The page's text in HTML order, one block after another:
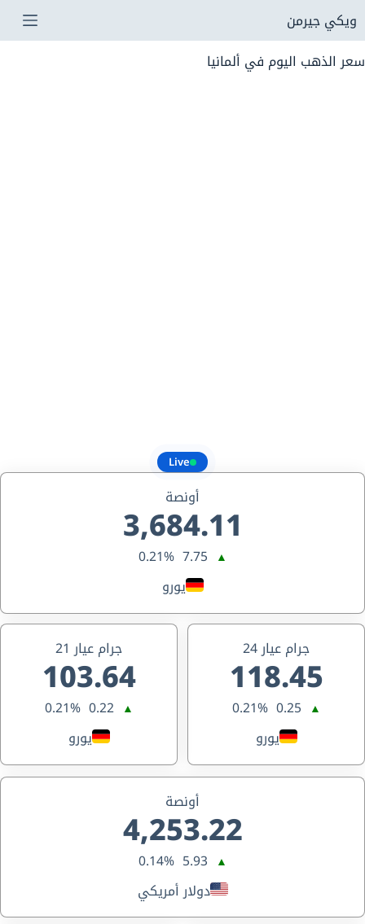
التجاوز
إلى
المحتوى
ويكي جيرمن
سعر الذهب اليوم في ألمانيا
Live
أونصة
3,684.11
▲
7.75
0.21%
يورو
جرام عيار 24
118.45
▲
0.25
0.21%
يورو
جرام عيار 21
103.64
▲
0.22
0.21%
يورو
أونصة
4,253.22
▲
5.93
0.14%
دولار أمريكي